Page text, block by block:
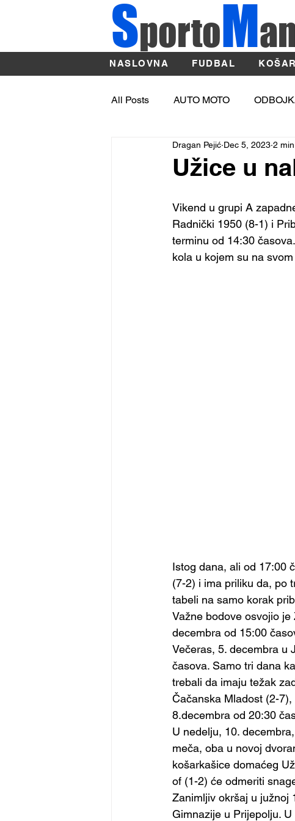
SportoM
NASLOVNA FUDBAL
All Posts AUTO MOTO
OSTALI SPORTOVI ATLETIKA
Užice u
Dragan Pejić Dec 5, 2023 2
Vikend u grupi A
Radnički 1950 (8-1) i
terminu od 14:30
kola u kojem su na
Istog dana, ali od 17:00
(7-2) i ima priliku da, po
tabeli na samo korak
Važne bodove osvojio
decembra od 15:00
Večeras, 5. decembra u
časova. Samo tri dana
trebali da imaju težak
Čačanska Mladost (2-
8.decembra od 20:30
U nedelju, 10.
meča, oba u novoj
košarkašice domaćeg
of (1-2) će odmeriti
Zanimljiv okršaj u južnoj
Gimnazije u Prijepolju.